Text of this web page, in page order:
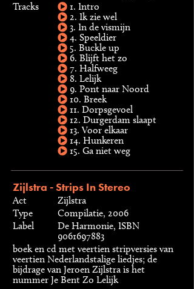
Tracks
1. Intro
2. Ik zie wel
3. In de vismijn
4. Speeldier
5. Buckle up
6. Blijft het zo
7. Halfweeg
8. Lelijk
9. Pont naar Noord
10. Breek
11. Dorpsgevoel
12. Durgerdam slaapt
13. Voor elkaar
14. Hunkeren
15. Ga niet weg
Zijlstra - Strips In Stereo
Act
Zijlstra
Type
Compilatie, 2006
Label
De Harmonie, ISBN
9061697883
boek en cd met veertien stripversies van
veertien Nederlandstalige liedjes; de
bijdrage van Jeroen Zijlstra is het
nummer Je Bent Zo Lelijk